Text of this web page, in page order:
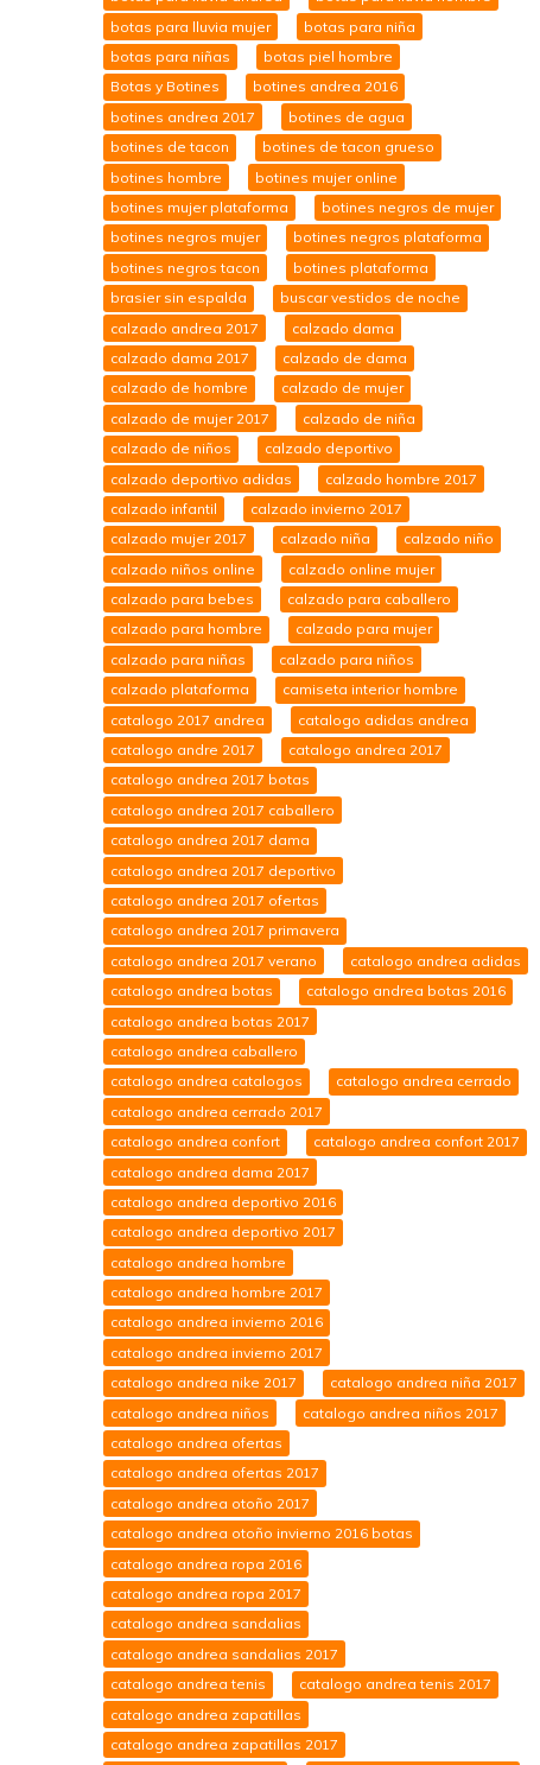
botas para lluvia mujer
botas para niña
botas para niñas
botas piel hombre
Botas y Botines
botines andrea 2016
botines andrea 2017
botines de agua
botines de tacon
botines de tacon grueso
botines hombre
botines mujer online
botines mujer plataforma
botines negros de mujer
botines negros mujer
botines negros plataforma
botines negros tacon
botines plataforma
brasier sin espalda
buscar vestidos de noche
calzado andrea 2017
calzado dama
calzado dama 2017
calzado de dama
calzado de hombre
calzado de mujer
calzado de mujer 2017
calzado de niña
calzado de niños
calzado deportivo
calzado deportivo adidas
calzado hombre 2017
calzado infantil
calzado invierno 2017
calzado mujer 2017
calzado niña
calzado niño
calzado niños online
calzado online mujer
calzado para bebes
calzado para caballero
calzado para hombre
calzado para mujer
calzado para niñas
calzado para niños
calzado plataforma
camiseta interior hombre
catalogo 2017 andrea
catalogo adidas andrea
catalogo andre 2017
catalogo andrea 2017
catalogo andrea 2017 botas
catalogo andrea 2017 caballero
catalogo andrea 2017 dama
catalogo andrea 2017 deportivo
catalogo andrea 2017 ofertas
catalogo andrea 2017 primavera
catalogo andrea 2017 verano
catalogo andrea adidas
catalogo andrea botas
catalogo andrea botas 2016
catalogo andrea botas 2017
catalogo andrea caballero
catalogo andrea catalogos
catalogo andrea cerrado
catalogo andrea cerrado 2017
catalogo andrea confort
catalogo andrea confort 2017
catalogo andrea dama 2017
catalogo andrea deportivo 2016
catalogo andrea deportivo 2017
catalogo andrea hombre
catalogo andrea hombre 2017
catalogo andrea invierno 2016
catalogo andrea invierno 2017
catalogo andrea nike 2017
catalogo andrea niña 2017
catalogo andrea niños
catalogo andrea niños 2017
catalogo andrea ofertas
catalogo andrea ofertas 2017
catalogo andrea otoño 2017
catalogo andrea otoño invierno 2016 botas
catalogo andrea ropa 2016
catalogo andrea ropa 2017
catalogo andrea sandalias
catalogo andrea sandalias 2017
catalogo andrea tenis
catalogo andrea tenis 2017
catalogo andrea zapatillas
catalogo andrea zapatillas 2017